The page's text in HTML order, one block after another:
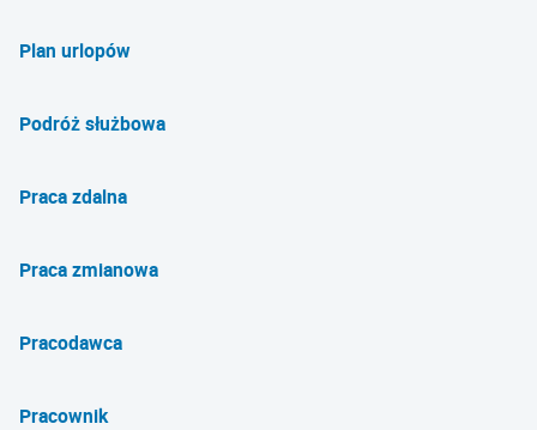
Plan urlopów
Podróż służbowa
Praca zdalna
Praca zmianowa
Pracodawca
Pracownik